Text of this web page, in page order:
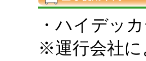
・ハイデッ
※運行会社に